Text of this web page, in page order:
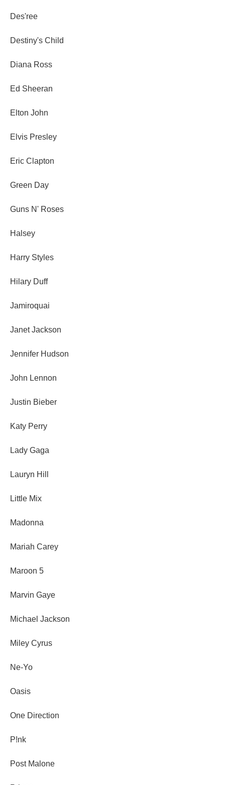
Des'ree
Destiny's Child
Diana Ross
Ed Sheeran
Elton John
Elvis Presley
Eric Clapton
Green Day
Guns N' Roses
Halsey
Harry Styles
Hilary Duff
Jamiroquai
Janet Jackson
Jennifer Hudson
John Lennon
Justin Bieber
Katy Perry
Lady Gaga
Lauryn Hill
Little Mix
Madonna
Mariah Carey
Maroon 5
Marvin Gaye
Michael Jackson
Miley Cyrus
Ne-Yo
Oasis
One Direction
P!nk
Post Malone